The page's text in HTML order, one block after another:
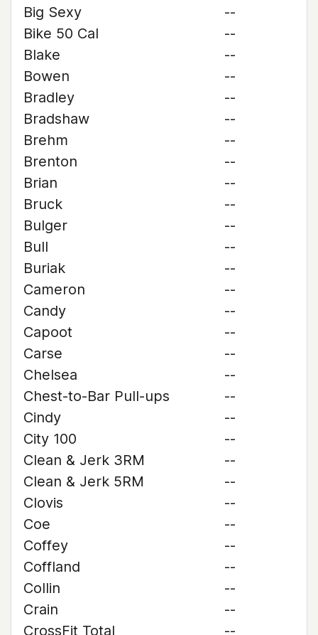
Big Sexy
--
Bike 50 Cal
--
Blake
--
Bowen
--
Bradley
--
Bradshaw
--
Brehm
--
Brenton
--
Brian
--
Bruck
--
Bulger
--
Bull
--
Buriak
--
Cameron
--
Candy
--
Capoot
--
Carse
--
Chelsea
--
Chest-to-Bar Pull-ups
--
Cindy
--
City 100
--
Clean & Jerk 3RM
--
Clean & Jerk 5RM
--
Clovis
--
Coe
--
Coffey
--
Coffland
--
Collin
--
Crain
--
CrossFit Total
--